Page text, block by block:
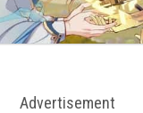
Advertisement